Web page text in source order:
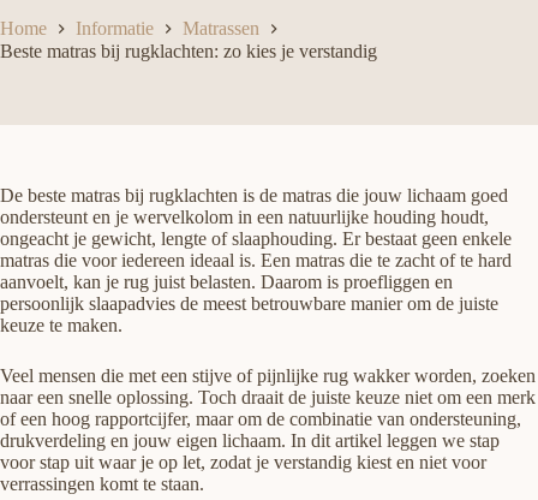
Home Informatie
Matrassen
Beste matras bij rugklachten: zo kies je verstandig
De beste matras bij rugklachten is de matras die jouw lichaam goed
ondersteunt en je wervelkolom in een natuurlijke houding houdt,
ongeacht je gewicht, lengte of slaaphouding. Er bestaat geen enkele
matras die voor iedereen ideaal is. Een matras die te zacht of te hard
aanvoelt, kan je rug juist belasten. Daarom is proefliggen en
persoonlijk slaapadvies de meest betrouwbare manier om de juiste
keuze te maken.
Veel mensen die met een stijve of pijnlijke rug wakker worden, zoeken
naar een snelle oplossing. Toch draait de juiste keuze niet om een merk
of een hoog rapportcijfer, maar om de combinatie van ondersteuning,
drukverdeling en jouw eigen lichaam. In dit artikel leggen we stap
voor stap uit waar je op let, zodat je verstandig kiest en niet voor
verrassingen komt te staan.